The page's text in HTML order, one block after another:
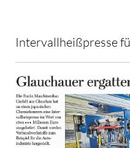
Intervallheißpresse